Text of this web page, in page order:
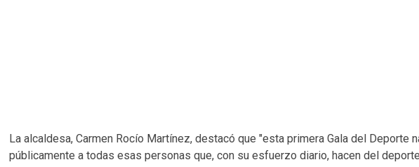
La alcaldesa, Carmen Rocío Martínez, destacó que "esta primera Gala del Deporte
públicamente a todas esas personas que, con su esfuerzo diario, hacen del